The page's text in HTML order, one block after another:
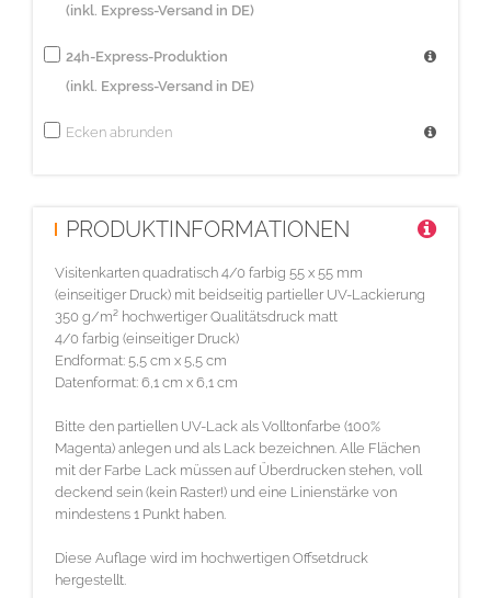
(inkl. Express-Versand in DE)
24h-Express-Produktion
(inkl. Express-Versand in DE)
Ecken abrunden
PRODUKTINFORMATIONEN
Visitenkarten quadratisch 4/0 farbig 55 x 55 mm
(einseitiger Druck) mit beidseitig partieller UV-Lackierung
350 g/m² hochwertiger Qualitätsdruck matt
4/0 farbig (einseitiger Druck)
Endformat: 5,5 cm x 5,5 cm
Datenformat: 6,1 cm x 6,1 cm
Bitte den partiellen UV-Lack als Volltonfarbe (100%
Magenta) anlegen und als Lack bezeichnen. Alle Flächen
mit der Farbe Lack müssen auf Überdrucken stehen, voll
deckend sein (kein Raster!) und eine Linienstärke von
mindestens 1 Punkt haben.
Diese Auflage wird im hochwertigen Offsetdruck
hergestellt.